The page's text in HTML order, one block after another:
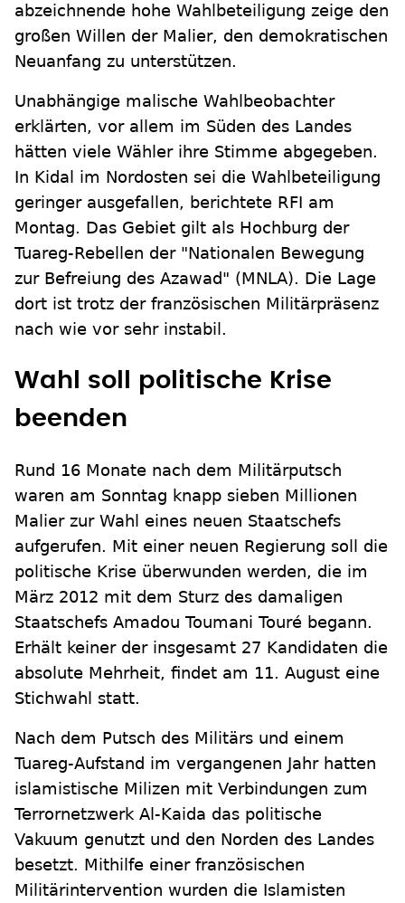
abzeichnende hohe Wahlbeteiligung zeige den
großen Willen der Malier, den demokratischen
Neuanfang zu unterstützen.
Unabhängige malische Wahlbeobachter
erklärten, vor allem im Süden des Landes
hätten viele Wähler ihre Stimme abgegeben.
In Kidal im Nordosten sei die Wahlbeteiligung
geringer ausgefallen, berichtete RFI am
Montag. Das Gebiet gilt als Hochburg der
Tuareg-Rebellen der "Nationalen Bewegung
zur Befreiung des Azawad" (MNLA). Die Lage
dort ist trotz der französischen Militärpräsenz
nach wie vor sehr instabil.
Wahl soll politische Krise
beenden
Rund 16 Monate nach dem Militärputsch
waren am Sonntag knapp sieben Millionen
Malier zur Wahl eines neuen Staatschefs
aufgerufen. Mit einer neuen Regierung soll die
politische Krise überwunden werden, die im
März 2012 mit dem Sturz des damaligen
Staatschefs Amadou Toumani Touré begann.
Erhält keiner der insgesamt 27 Kandidaten die
absolute Mehrheit, findet am 11. August eine
Stichwahl statt.
Nach dem Putsch des Militärs und einem
Tuareg-Aufstand im vergangenen Jahr hatten
islamistische Milizen mit Verbindungen zum
Terrornetzwerk Al-Kaida das politische
Vakuum genutzt und den Norden des Landes
besetzt. Mithilfe einer französischen
Militärintervention wurden die Islamisten